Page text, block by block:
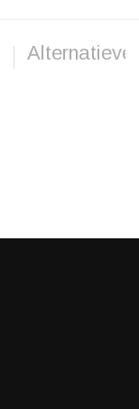
Alternatieve